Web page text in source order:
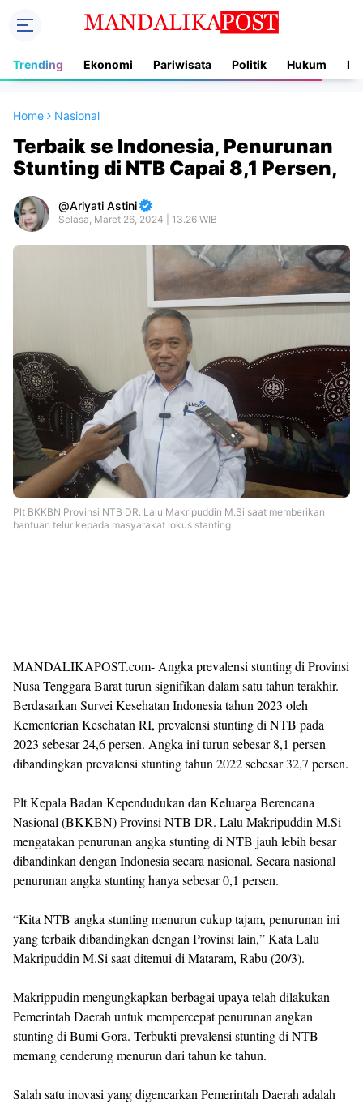
Trending Ekonomi Pariwisata Politik Hukum
Home Nasional
Terbaik se Indonesia, Penurunan
Stunting di NTB Capai 8,1 Persen,
Ariyati Astini
Selasa, Maret 26, 2024 | 13.26 WIB
Plt BKKBN Provinsi NTB DR. Lalu Makripuddin M.Si saat memberikan
bantuan telur kepada masyarakat lokus stanting
MANDALIKAPOST.com- Angka prevalensi stunting di Provinsi
Nusa Tenggara Barat turun signifikan dalam satu tahun terakhir.
Berdasarkan Survei Kesehatan Indonesia tahun 2023 oleh
Kementerian Kesehatan RI, prevalensi stunting di NTB pada
2023 sebesar 24,6 persen. Angka ini turun sebesar 8,1 persen
dibandingkan prevalensi stunting tahun 2022 sebesar 32,7 persen.
Plt Kepala Badan Kependudukan dan Keluarga Berencana
Nasional (BKKBN) Provinsi NTB DR. Lalu Makripuddin M.Si
mengatakan penurunan angka stunting di NTB jauh lebih besar
dibandinkan dengan Indonesia secara nasional. Secara nasional
penurunan angka stunting hanya sebesar 0,1 persen.
“Kita NTB angka stunting menurun cukup tajam, penurunan ini
yang terbaik dibandingkan dengan Provinsi lain,” Kata Lalu
Makripuddin M.Si saat ditemui di Mataram, Rabu (20/3).
Makrippudin mengungkapkan berbagai upaya telah dilakukan
Pemerintah Daerah untuk mempercepat penurunan angkan
stunting di Bumi Gora. Terbukti prevalensi stunting di NTB
memang cenderung menurun dari tahun ke tahun.
Salah satu inovasi yang digencarkan Pemerintah Daerah adalah